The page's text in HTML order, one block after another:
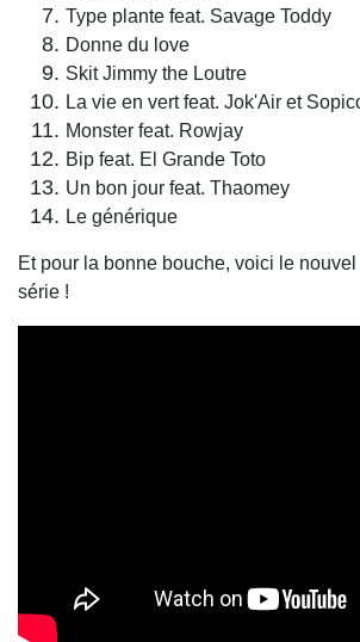
Type plante feat. Savage Toddy
Donne du love
Skit Jimmy the Loutre
La vie en vert feat. Jok'Air et
Monster feat. Rowjay
Bip feat. El Grande Toto
Un bon jour feat. Thaomey
Le générique
Et pour la bonne bouche, voici le
série !